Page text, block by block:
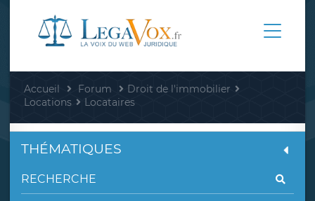
Accueil Forum
Droit de l'immobilier
Locations
Locataires
THÉMATIQUES